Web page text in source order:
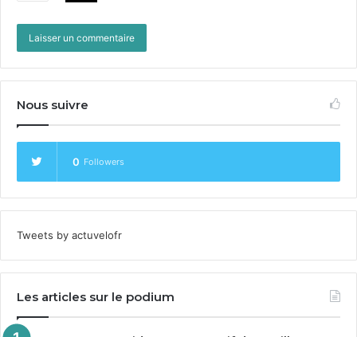
Nous suivre
0 Followers
Tweets by actuvelofr
Les articles sur le podium